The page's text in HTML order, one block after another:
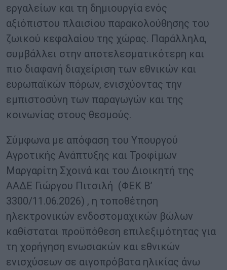
εργαλείων και τη δημιουργία ενός
αξιόπιστου πλαισίου παρακολούθησης του
ζωικού κεφαλαίου της χώρας. Παράλληλα,
συμβάλλει στην αποτελεσματικότερη και
πιο διαφανή διαχείριση των εθνικών και
ευρωπαϊκών πόρων, ενισχύοντας την
εμπιστοσύνη των παραγωγών και της
κοινωνίας στους θεσμούς.
Σύμφωνα με απόφαση του Υπουργού
Αγροτικής Ανάπτυξης και Τροφίμων
Μαργαρίτη Σχοινά και του Διοικητή της
ΑΑΔΕ Γιώργου Πιτσιλή (ΦΕΚ Β’
3300/11.06.2026) , η τοποθέτηση
ηλεκτρονικών ενδοστομαχικών βώλων
καθίσταται προϋπόθεση επιλεξιμότητας για
τη χορήγηση ενωσιακών και εθνικών
ενισχύσεων σε αιγοπρόβατα ηλικίας άνω